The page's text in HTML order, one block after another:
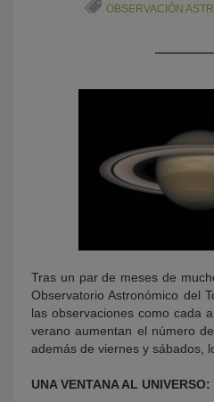
OBSERVACIÓN
Tras un par de meses de
Observatorio Astronómico del
las observaciones como cada
verano aumentan el número
además de viernes y sábados,
UNA VENTANA AL UNIVERSO: